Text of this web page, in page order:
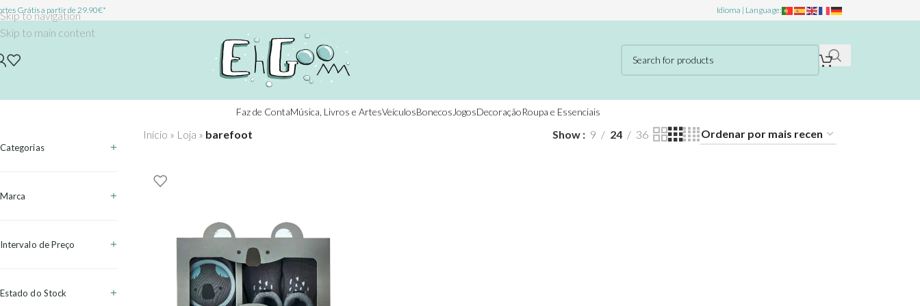
Skip to navigation
Skip to main content
Grátis a partir de 29.90€* Idioma | Language:
Faz de ContaMúsica, Livros e ArtesVeículosBonecos JogosDecoraçãoRoupa e Essenciais
Categorias
Marca
Intervalo de Preço
Estado do Stock
Início » Loja » barefoot Show 9 24 36